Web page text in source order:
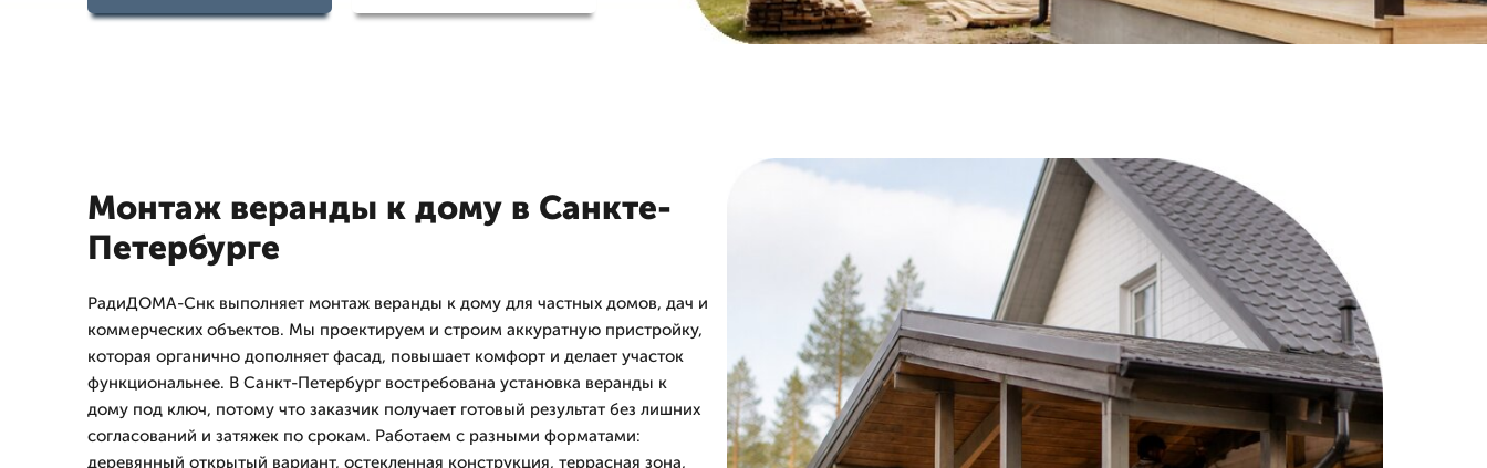
Монтаж веранды к дому в Санкте-
Петербурге
РадиДОМА-Снк выполняет монтаж веранды к дому для частных домов, дач и
коммерческих объектов. Мы проектируем и строим аккуратную пристройку,
которая органично дополняет фасад, повышает комфорт и делает участок
функциональнее. В Санкт-Петербург востребована установка веранды к
дому под ключ, потому что заказчик получает готовый результат без лишних
согласований и затяжек по срокам. Работаем с разными форматами:
деревянный открытый вариант, остекленная конструкция, террасная зона,